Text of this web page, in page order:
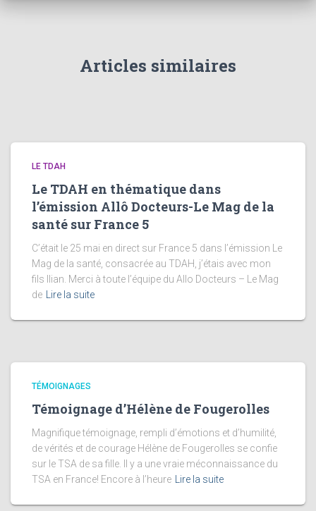
Articles similaires
LE TDAH
Le TDAH en thématique dans
l’émission Allô Docteurs-Le Mag de la
santé sur France 5
C’était le 25 mai en direct sur France 5 dans l’émission Le
Mag de la santé, consacrée au TDAH, j’étais avec mon
fils Ilian. Merci à toute l’équipe du Allo Docteurs – Le Mag
de
Lire la suite
TÉMOIGNAGES
Témoignage d’Hélène de Fougerolles
Magnifique témoignage, rempli d’émotions et d’humilité,
de vérités et de courage Hélène de Fougerolles se confie
sur le TSA de sa fille. Il y a une vraie méconnaissance du
TSA en France! Encore à l’heure
Lire la suite